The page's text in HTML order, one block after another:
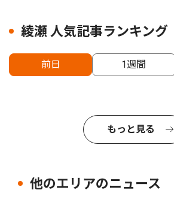
綾瀬 人気記事ランキング
前日 1週間
もっと見る
他のエリアのニュース